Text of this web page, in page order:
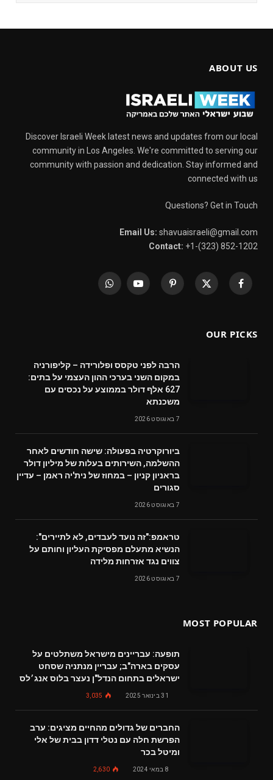
ABOUT US
Discover Israeli Week latest news and updates from our local
community in Los Angeles. We're committed to serving our
community with passion and dedication. Stay informed and
connected with us
Questions? Get in Touch
Email Us: shavuaisraeli@gmail.com
Contact: +1-(323) 852-1202
Facebook
X
Pinterest
YouTube
WhatsApp
OUR PICKS
הרבה לפני טקסס ופלורידה – קליפורניה
במקום השני בערכי ההון העצמי על בתים:
627 אלף דולר בממוצע על נכסים עם
משכנתא
7 באוגוסט 2026
ביורוקרטיה בפעולה: שישה חודשים לאחר
ההשלמה, השירותים בעלות של מיליון דולר
בראניון קניון – במחוז של נית'יה ראמן – עדיין
סגורים
7 באוגוסט 2026
טראמפ:"זה נועד לעבדים, לא לתיירים":
הנשיא מתעלם מפסיקת העליון וחותם על
צווים נגד אזרחות מלידה
7 באוגוסט 2026
MOST POPULAR
תופעה: עבריינים מישראל משתלטים על
עסקים בארה"ב; עבריין מנתניה שסחט
ישראלים בתחום הנדל"ן נעצר בלוס אנג׳לס
31 בינואר 2025 3,035
החברים של גדולים מהחיים מציגים: ערב
הפרשת חלה עם נטלי דדון בבית של אלי
ומיטל בכר
8 במאי 2024 2,630